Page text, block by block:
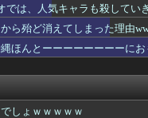
させごっこ...
！！！
付が開始！！プ...
型左翼の最底辺み...
ドア、...
は、人気キャラも殺してい
ら殆ど消えてしまった理由
ほんとーーーーーーーーに
しょｗｗｗｗｗ